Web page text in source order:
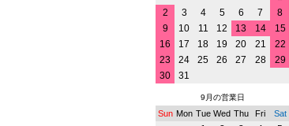
2
3 4 5 6 7
8
9
10 11 12 13 14
15
16
17 18 19 20 21
22
23
24 25 26 27 28
29
30
31
9月の営業日
Sun Mon Tue Wed Thu Fri Sat